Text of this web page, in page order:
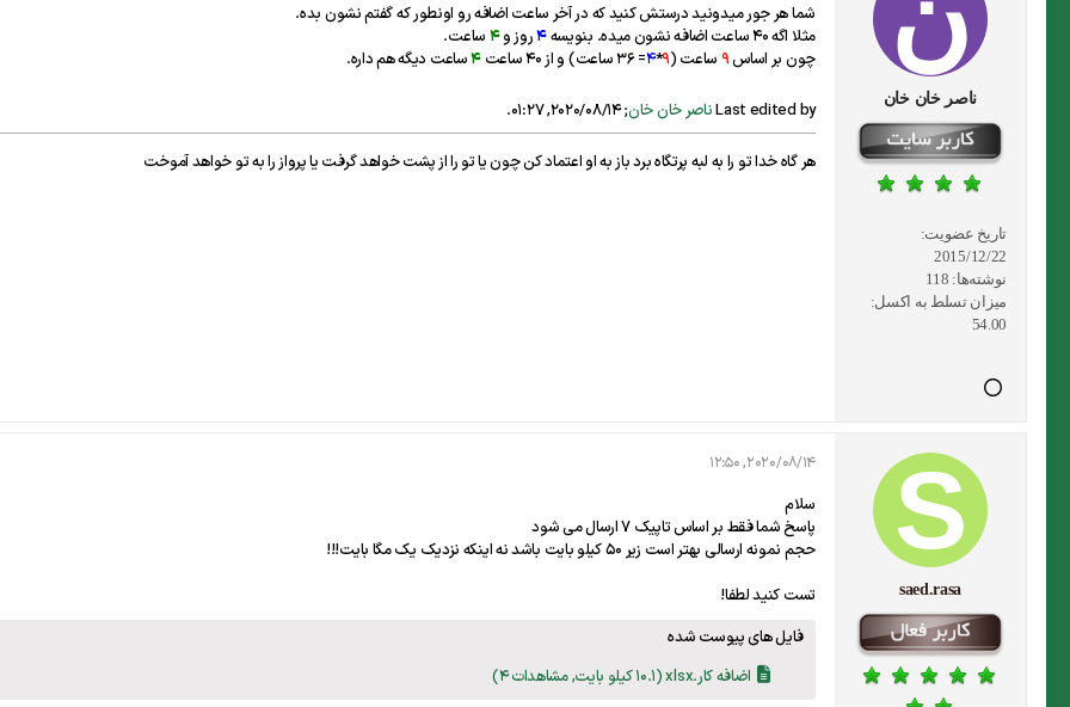
ناصر خان خان
تاریخ عضویت:
2015/12/22
نوشته‌ها: 118
میزان تسلط به اکسل:
54.00
شما هر جور میدونید درستش کنید که در آخر ساعت اضافه رو اونطور که گفتم نشون بده.
مثلا اگه 40 ساعت اضافه نشون میده. بنویسه
4روز و4
ساعت.
چون بر اساس9 ساعت (9
*
4= 36 ساعت) و از 40 ساعت 4ساعت دیگه هم داره.
Last edited byناصر خان خان;
2020/08/14, 01:27
.
هر گاه خدا تو را به لبه پرتگاه برد باز به او اعتماد کن چون يا تو را از پشت خواهد گرفت يا پرواز را به تو خواهد آموخت
saed.rasa
2020/08/14, 12:50
سلام
پاسخ شما فقط بر اساس تاپیک 7 ارسال می شود
حجم نمونه ارسالی بهتر است زیر 50 کیلو بایت باشد نه اینکه نزدیک یک مگا بایت!!!
تست کنید لطفا!
فایل های پیوست شده
اضافه کار.xlsx
(10.1 کیلو بایت, مشاهدات 4)